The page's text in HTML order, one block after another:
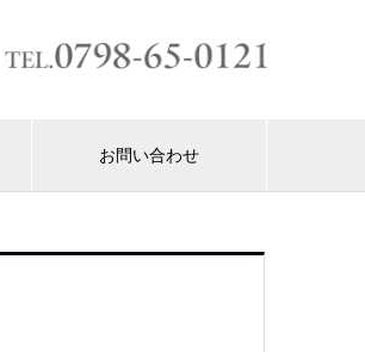
お問い合わせ